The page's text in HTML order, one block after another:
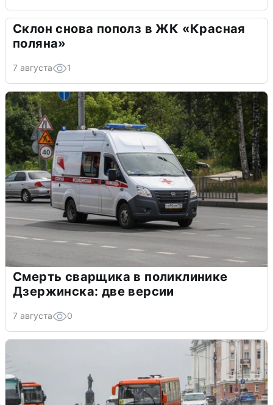
Склон снова пополз в ЖК «Красная
поляна»
7 августа 1
Смерть сварщика в поликлинике
Дзержинска: две версии
7 августа 0